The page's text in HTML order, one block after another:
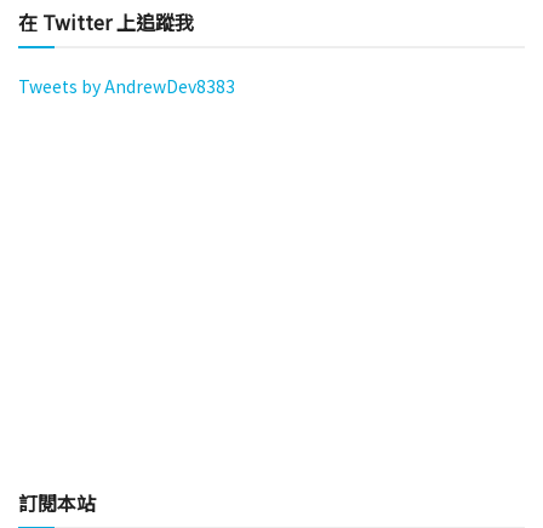
在 Twitter 上追蹤我
Tweets by AndrewDev8383
訂閱本站